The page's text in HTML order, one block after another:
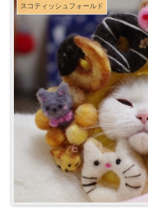
スコティッシュフォールド